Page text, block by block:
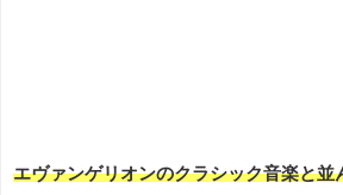
エヴァンゲリオンのクラシック音楽と並